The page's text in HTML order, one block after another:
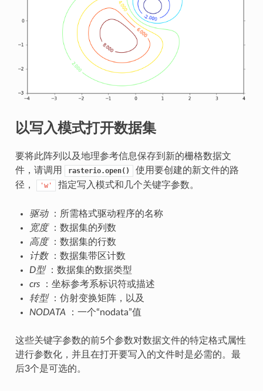
以写入模式打开数据集
要将此阵列以及地理参考信息保存到新的栅格数据文
件，请调用
rasterio.open()
使用要创建的新文件的路
径，
'w' 指定写入模式和几个关键字参数。
驱动：所需格式驱动程序的名称
宽度：数据集的列数
高度：数据集的行数
计数：数据集带区计数
D型：数据集的数据类型
crs：坐标参考系标识符或描述
转型：仿射变换矩阵，以及
NODATA ：一个“nodata”值
这些关键字参数的前5个参数对数据文件的特定格式属性
进行参数化，并且在打开要写入的文件时是必需的。最
后3个是可选的。